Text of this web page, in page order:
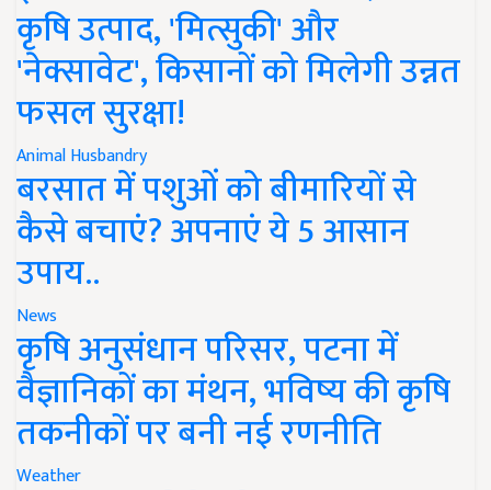
कृषि उत्पाद, 'मित्सुकी' और
'नेक्सावेट', किसानों को मिलेगी उन्नत
फसल सुरक्षा!
Animal Husbandry
बरसात में पशुओं को बीमारियों से
कैसे बचाएं? अपनाएं ये 5 आसान
उपाय..
News
कृषि अनुसंधान परिसर, पटना में
वैज्ञानिकों का मंथन, भविष्य की कृषि
तकनीकों पर बनी नई रणनीति
Weather